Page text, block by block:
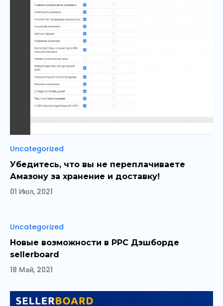
Рубрики
Uncategorized
Убедитесь, что вы не переплачиваете
Амазону за хранение и доставку!
01 Июл, 2021
Рубрики
Uncategorized
Новые возможности в PPC Дэшборде
sellerboard
18 Май, 2021